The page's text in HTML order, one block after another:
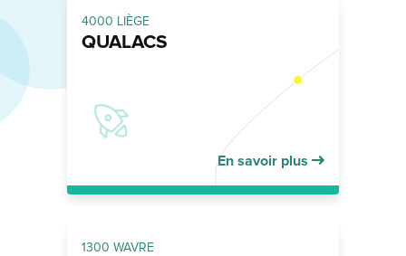
4000 LIÈGE
QUALACS
En savoir plus
1300 WAVRE